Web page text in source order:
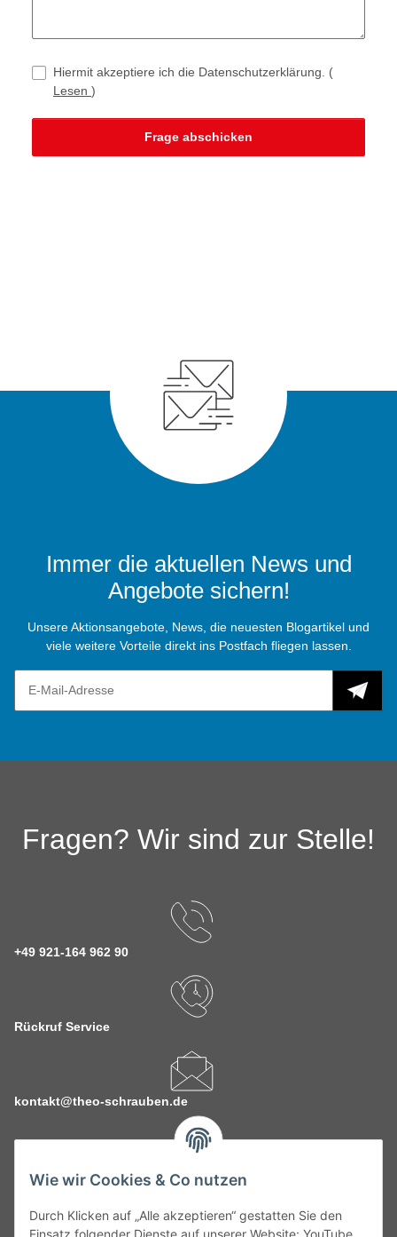
Wie wir Cookies & Co nutzen
Durch Klicken auf „Alle akzeptieren“ gestatten Sie den
Einsatz folgender Dienste auf unserer Website: YouTube,
Hiermit akzeptiere ich die Datenschutzerklärung. (
Lesen )
Frage abschicken
Immer die aktuellen News und
Angebote sichern!
Unsere Aktionsangebote, News, die neuesten Blogartikel und
viele weitere Vorteile direkt ins Postfach fliegen lassen.
Fragen? Wir sind zur Stelle!
+49 921-164 962 90
Rückruf Service
kontakt@theo-schrauben.de
Service